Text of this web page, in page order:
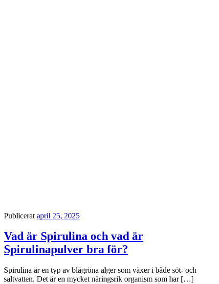
Publicerat april 25, 2025
Vad är Spirulina och vad är
Spirulinapulver bra för?
Spirulina är en typ av blågröna alger som växer i både söt- och
saltvatten. Det är en mycket näringsrik organism som har […]